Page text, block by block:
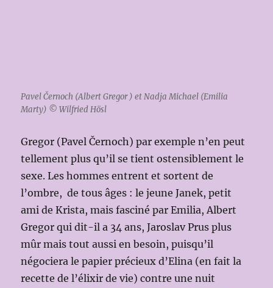
Pavel Černoch (Albert Gregor ) et Nadja Michael (Emilia
Marty) © Wilfried Hösl
Gregor (Pavel Černoch) par exemple n’en peut
tellement plus qu’il se tient ostensiblement le
sexe. Les hommes entrent et sortent de
l’ombre, de tous âges : le jeune Janek, petit
ami de Krista, mais fasciné par Emilia, Albert
Gregor qui dit-il a 34 ans, Jaroslav Prus plus
mûr mais tout aussi en besoin, puisqu’il
négociera le papier précieux d’Elina (en fait la
recette de l’élixir de vie) contre une nuit